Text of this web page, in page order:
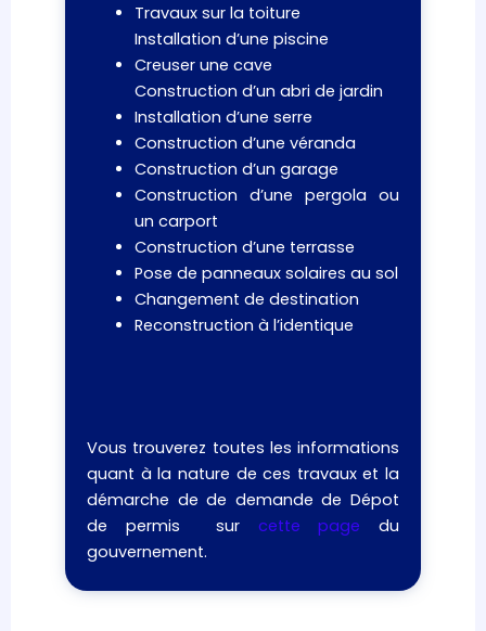
Travaux sur la toiture
Installation d’une piscine
Creuser une cave
Construction d’un abri de jardin
Installation d’une serre
Construction d’une véranda
Construction d’un garage
Construction d’une pergola ou
un carport
Construction d’une terrasse
Pose de panneaux solaires au sol
Changement de destination
Reconstruction à l’identique
Vous trouverez toutes les informations
quant à la nature de ces travaux et la
démarche de de demande de Dépot
de permis sur cette page du
gouvernement.